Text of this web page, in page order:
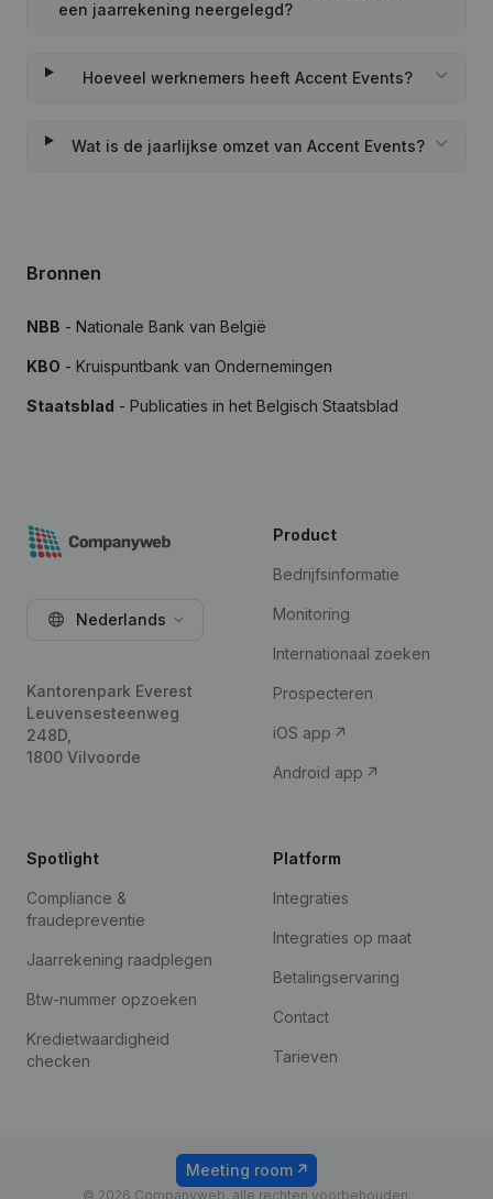
een jaarrekening neergelegd?
Hoeveel werknemers heeft Accent Events?
Wat is de jaarlijkse omzet van Accent Events?
Bronnen
NBB - Nationale Bank van België
KBO - Kruispuntbank van Ondernemingen
Staatsblad - Publicaties in het Belgisch Staatsblad
Nederlands
Kantorenpark Everest
Leuvensesteenweg
248D,
1800 Vilvoorde
Product
Bedrijfsinformatie
Monitoring
Internationaal zoeken
Prospecteren
iOS app
Android app
Spotlight
Compliance &
fraudepreventie
Jaarrekening raadplegen
Btw-nummer opzoeken
Kredietwaardigheid
checken
Platform
Integraties
Integraties op maat
Betalingservaring
Contact
Tarieven
© 2026 Companyweb, alle rechten voorbehouden.
Meeting room